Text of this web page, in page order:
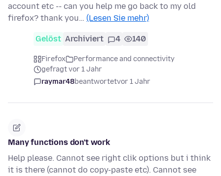
account etc -- can you help me go back to my old
firefox? thank you… (Lesen Sie mehr)
Gelöst Archiviert 4 140
Firefox
Performance and connectivity
gefragt vor 1 Jahr
raymar48beantwortetvor 1 Jahr
Many functions don't work
Help please. Cannot see right clik options but i think
it is there (cannot do copy-paste etc). Cannot see